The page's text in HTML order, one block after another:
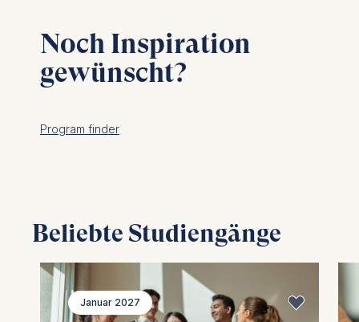
Noch Inspiration
gewünscht?
Program finder
Beliebte Studiengänge
Januar 2027